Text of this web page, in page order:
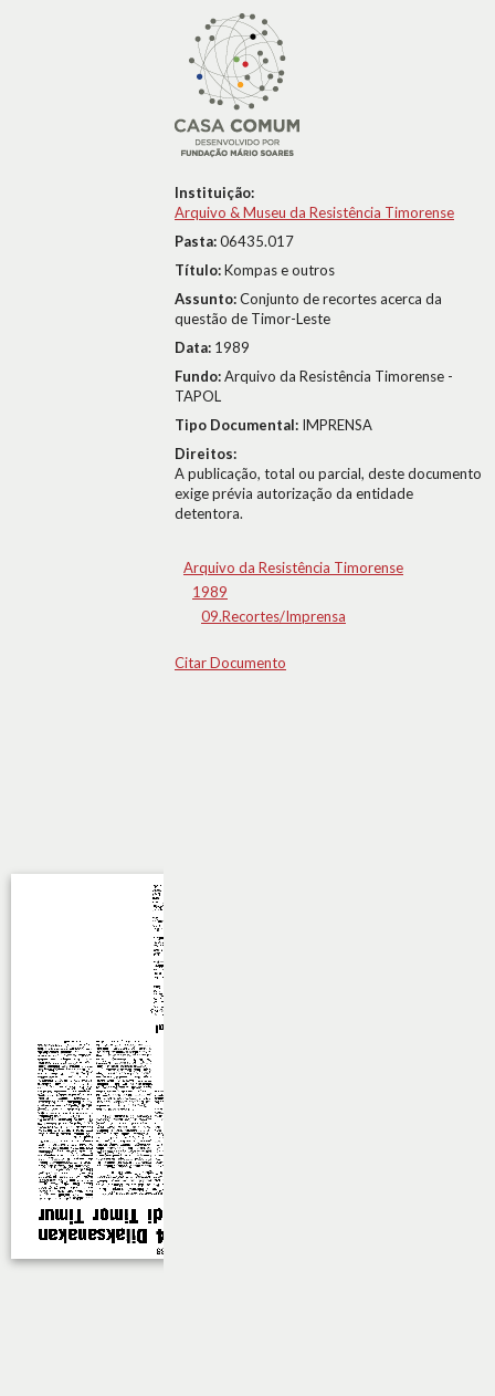
Instituição:
Arquivo & Museu da Resistência Timorense
Pasta:06435.017
Título:Kompas e outros
Assunto:Conjunto de recortes acerca da
questão de Timor-Leste
Data: 1989
Fundo:Arquivo da Resistência Timorense -
TAPOL
Tipo Documental: IMPRENSA
Direitos:
A publicação, total ou parcial, deste documento
exige prévia autorização da entidade
detentora.
Arquivo da Resistência Timorense
1989
09.Recortes/Imprensa
Citar Documento